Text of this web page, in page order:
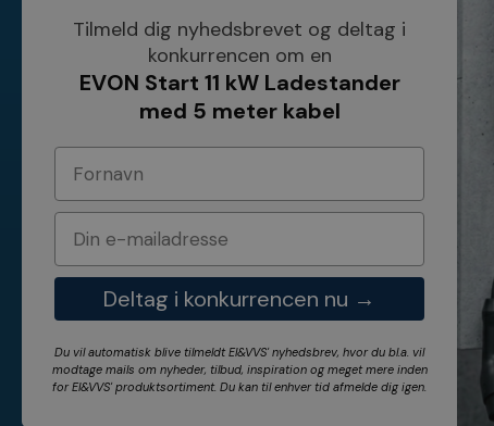
Danmark
E-mail: info@elvvs.dk
Åbningstider
Bankoplysninger
Privatlivspolitik
Tilmeld dig nyhedsbrevet og deltag i
konkurrencen om en
EVON Start 11 kW Ladestander
med 5 meter kabel
Deltag i konkurrencen nu →
Du vil automatisk blive tilmeldt El&VVS' nyhedsbrev, hvor du bl.a. vil
modtage mails om nyheder, tilbud, inspiration og meget mere inden
for El&VVS' produktsortiment. Du kan til enhver tid afmelde dig igen.